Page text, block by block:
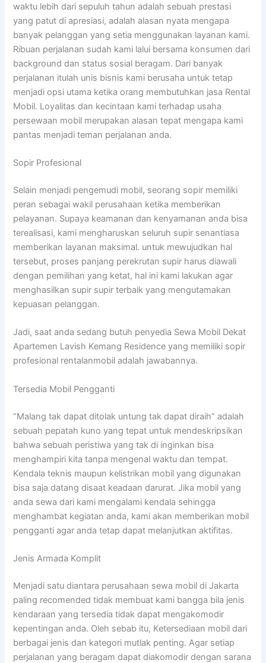
waktu lebih dari sepuluh tahun adalah sebuah prestasi
yang patut di apresiasi, adalah alasan nyata mengapa
banyak pelanggan yang setia menggunakan layanan kami.
Ribuan perjalanan sudah kami lalui bersama konsumen dari
background dan status sosial beragam. Dari banyak
perjalanan itulah unis bisnis kami berusaha untuk tetap
menjadi opsi utama ketika orang membutuhkan jasa Rental
Mobil. Loyalitas dan kecintaan kami terhadap usaha
persewaan mobil merupakan alasan tepat mengapa kami
pantas menjadi teman perjalanan anda.
Sopir Profesional
Selain menjadi pengemudi mobil, seorang sopir memiliki
peran sebagai wakil perusahaan ketika memberikan
pelayanan. Supaya keamanan dan kenyamanan anda bisa
terealisasi, kami mengharuskan seluruh supir senantiasa
memberikan layanan maksimal. untuk mewujudkan hal
tersebut, proses panjang perekrutan supir harus diawali
dengan pemilihan yang ketat, hal ini kami lakukan agar
menghasilkan supir supir terbaik yang mengutamakan
kepuasan pelanggan.
Jadi, saat anda sedang butuh penyedia Sewa Mobil Dekat
Apartemen Lavish Kemang Residence yang memiliki sopir
profesional rentalanmobil adalah jawabannya.
Tersedia Mobil Pengganti
“Malang tak dapat ditolak untung tak dapat diraih” adalah
sebuah pepatah kuno yang tepat untuk mendeskripsikan
bahwa sebuah peristiwa yang tak di inginkan bisa
menghampiri kita tanpa mengenal waktu dan tempat.
Kendala teknis maupun kelistrikan mobil yang digunakan
bisa saja datang disaat keadaan darurat. Jika mobil yang
anda sewa dari kami mengalami kendala sehingga
menghambat kegiatan anda, kami akan memberikan mobil
pengganti agar anda tetap dapat melanjutkan aktifitas.
Jenis Armada Komplit
Menjadi satu diantara perusahaan sewa mobil di Jakarta
paling recomended tidak membuat kami bangga bila jenis
kendaraan yang tersedia tidak dapat mengakomodir
kepentingan anda. Oleh sebab itu, Ketersediaan mobil dari
berbagai jenis dan kategori mutlak penting. Agar setiap
perjalanan yang beragam dapat diakomodir dengan sarana